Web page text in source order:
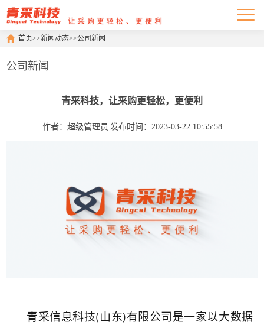
首页>>新闻动态>>公司新闻
公司新闻
青采科技，让采购更轻松，更便利
作者：超级管理员 发布时间：2023-03-22 10:55:58
青采信息科技( 山东)有限公司是一家以大数据